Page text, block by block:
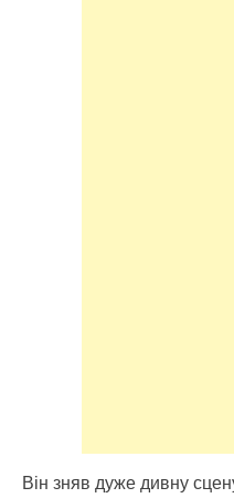
Він зняв дуже дивну